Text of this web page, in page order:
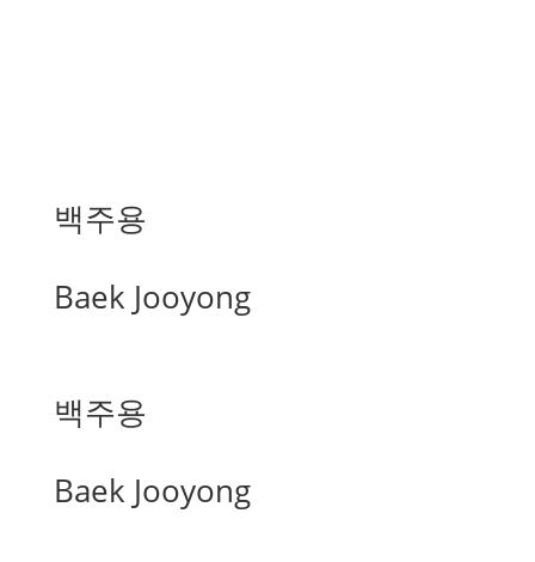
백주용
Baek Jooyong
백주용
Baek Jooyong